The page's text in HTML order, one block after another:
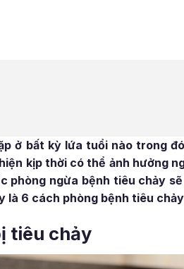
ở bất kỳ lứa tuổi nào trong
kịp thời có thể ảnh hưởng
phòng ngừa bệnh tiêu chảy
là 6 cách phòng bệnh tiêu
tiêu chảy